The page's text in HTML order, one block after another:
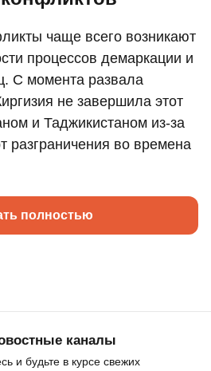
чаще всего возникают
процессов демаркации и
С момента развала
не завершила этот
и Таджикистаном из-за
разграничения во времена
полностью
каналы
и будьте в курсе свежих